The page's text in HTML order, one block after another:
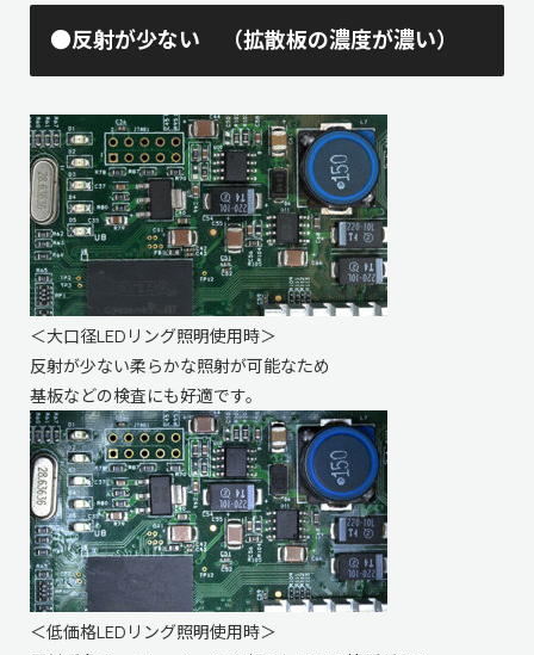
●反射が少ない （拡散板の濃度が濃い）
＜大口径LEDリング照明使用時＞
反射が少ない柔らかな照射が可能なため
基板などの検査にも好適です。
＜低価格LEDリング照明使用時＞